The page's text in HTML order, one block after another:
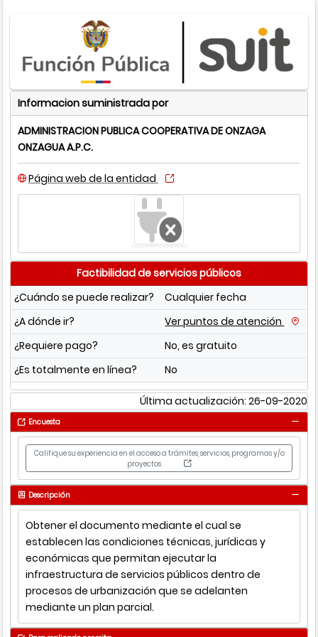
Informacion suministrada por
ADMINISTRACION PUBLICA COOPERATIVA DE ONZAGA
ONZAGUA A.P.C.
Página web de la entidad
Logo no definido o no encontrado
Factibilidad de servicios públicos
¿Cuándo se puede realizar?
Cualquier fecha
¿A dónde ir?
Ver puntos de atención
¿Requiere pago?
No, es gratuito
¿Es totalmente en línea?
No
Última actualización: 26-09-2020
Encuesta
Califique su experiencia en el acceso a trámites, servicios, programas y/o
proyectos
Descripción
Obtener el documento mediante el cual se
establecen las condiciones técnicas, jurídicas y
económicas que permitan ejecutar la
infraestructura de servicios públicos dentro de
procesos de urbanización que se adelanten
mediante un plan parcial.